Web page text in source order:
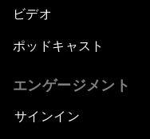
ビデオ
ポッドキャスト
エンゲージメント
サインイン